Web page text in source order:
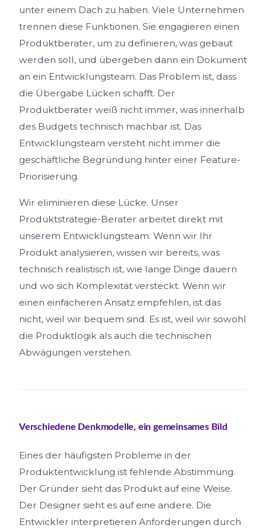
unter einem Dach zu haben. Viele Unternehmen
trennen diese Funktionen. Sie engagieren einen
Produktberater, um zu definieren, was gebaut
werden soll, und übergeben dann ein Dokument
an ein Entwicklungsteam. Das Problem ist, dass
die Übergabe Lücken schafft. Der
Produktberater weiß nicht immer, was innerhalb
des Budgets technisch machbar ist. Das
Entwicklungsteam versteht nicht immer die
geschäftliche Begründung hinter einer Feature-
Priorisierung.
Wir eliminieren diese Lücke. Unser
Produktstrategie-Berater arbeitet direkt mit
unserem Entwicklungsteam. Wenn wir Ihr
Produkt analysieren, wissen wir bereits, was
technisch realistisch ist, wie lange Dinge dauern
und wo sich Komplexität versteckt. Wenn wir
einen einfacheren Ansatz empfehlen, ist das
nicht, weil wir bequem sind. Es ist, weil wir sowohl
die Produktlogik als auch die technischen
Abwägungen verstehen.
Verschiedene Denkmodelle, ein gemeinsames Bild
Eines der häufigsten Probleme in der
Produktentwicklung ist fehlende Abstimmung.
Der Gründer sieht das Produkt auf eine Weise.
Der Designer sieht es auf eine andere. Die
Entwickler interpretieren Anforderungen durch